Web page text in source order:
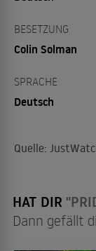
BESETZUNG
Colin Solman
SPRACHE
Deutsch
Quelle:
HAT DIR
Dann gefällt